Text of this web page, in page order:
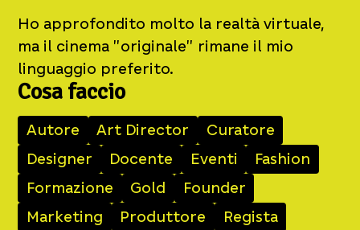
Ho approfondito molto la realtà virtuale,
ma il cinema "originale" rimane il mio
linguaggio preferito.
Cosa faccio
Autore Art Director
Curatore
Designer
Docente Eventi
Fashion
Formazione
Gold
Founder
Marketing
Produttore
Regista